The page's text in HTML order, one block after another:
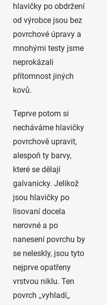
hlavičky po obdržení
od výrobce jsou bez
povrchové úpravy a
mnohými testy jsme
neprokázali
přítomnost jiných
kovů.
Teprve potom si
necháváme hlavičky
povrchově upravit,
alespoň ty barvy,
které se dělají
galvanicky. Jelikož
jsou hlavičky po
lisovaní docela
nerovné a po
nanesení povrchu by
se neleskly, jsou tyto
nejprve opatřeny
vrstvou niklu. Ten
povrch ,,vyhladí,,